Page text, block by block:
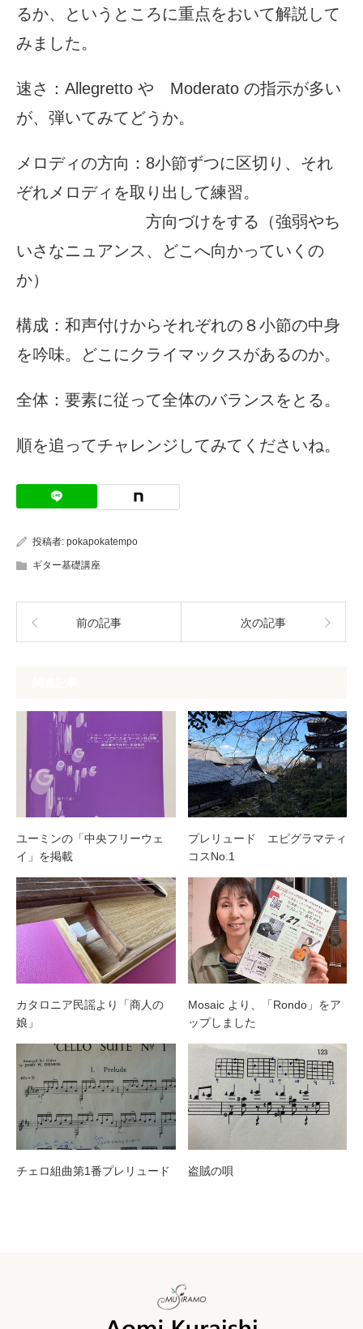
るか、というところに重点をおいて解説して
みました。
速さ：Allegretto や Moderato の指示が多い
が、弾いてみてどうか。
メロディの方向：8小節ずつに区切り、それ
ぞれメロディを取り出して練習。
方向づけをする（強弱やち
いさなニュアンス、どこへ向かっていくの
か）
構成：和声付けからそれぞれの８小節の中身
を吟味。どこにクライマックスがあるのか。
全体：要素に従って全体のバランスをとる。
順を追ってチャレンジしてみてくださいね。
投稿者: pokapokatempo
ギター基礎講座
前の記事 次の記事
ユーミンの「中央フリーウェ
イ」を掲載
プレリュード エピグラマティ
コスNo.1
カタロニア民謡より「商人の
娘」
Mosaic より、「Rondo」をア
ップしました
チェロ組曲第1番プレリュード 盗賊の唄